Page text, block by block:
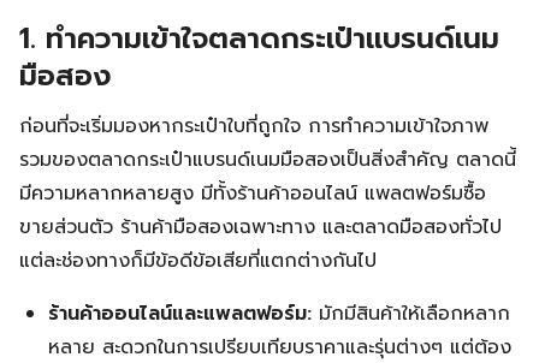
1. ทำความเข้าใจตลาดกระเป๋าแบรนด์เนม
มือสอง
ก่อนที่จะเริ่มมองหากระเป๋าใบที่ถูกใจ การทำความเข้าใจภาพ
รวมของตลาดกระเป๋าแบรนด์เนมมือสองเป็นสิ่งสำคัญ ตลาดนี้
มีความหลากหลายสูง มีทั้งร้านค้าออนไลน์ แพลตฟอร์มซื้อ
ขายส่วนตัว ร้านค้ามือสองเฉพาะทาง และตลาดมือสองทั่วไป
แต่ละช่องทางก็มีข้อดีข้อเสียที่แตกต่างกันไป
ร้านค้าออนไลน์และแพลตฟอร์ม: มักมีสินค้าให้เลือกหลาก
หลาย สะดวกในการเปรียบเทียบราคาและรุ่นต่างๆ แต่ต้อง